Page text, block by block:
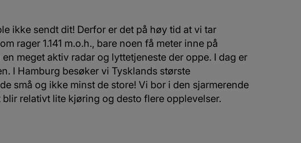
ikke sendt dit! Derfor er det på høy tid at vi tar
rager 1.141 m.o.h., bare noen få meter inne på
meget aktiv radar og lyttetjeneste der oppe. I dag er
I Hamburg besøker vi Tysklands største
små og ikke minst de store! Vi bor i den sjarmerende
relativt lite kjøring og desto flere opplevelser.